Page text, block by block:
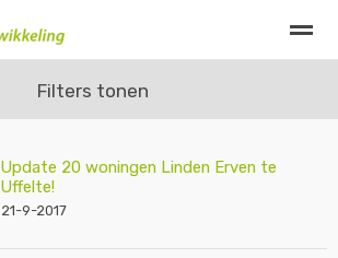
Bellen E-mail Locatie
Filters tonen
Update 20 woningen Linden Erven te
Uffelte!
21-9-2017